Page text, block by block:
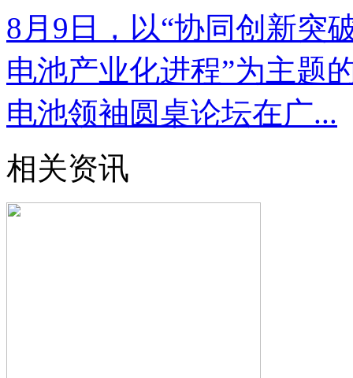
8月9日，以“协同创新突
电池产业化进程”为主题
电池领袖圆桌论坛在广...
相关资讯